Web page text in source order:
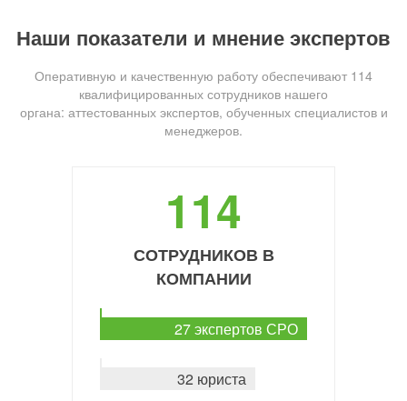
Наши показатели и мнение экспертов
Оперативную и качественную работу обеспечивают 114
квалифицированных сотрудников нашего
органа: аттестованных экспертов, обученных специалистов и
менеджеров.
114
СОТРУДНИКОВ В
КОМПАНИИ
27 экспертов СРО
32 юриста